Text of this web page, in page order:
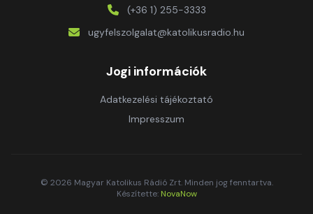
(+36 1) 255-3333
ugyfelszolgalat@katolikusradio.hu
Jogi információk
Adatkezelési tájékoztató
Impresszum
© 2026 Magyar Katolikus Rádió Zrt. Minden jog fenntartva.
Készítette: NovaNow